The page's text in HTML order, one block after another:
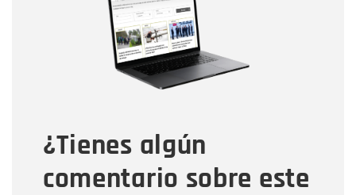
¿Tienes algún
comentario sobre este
Correo electrónico
Tipo de comentario
Mensaje